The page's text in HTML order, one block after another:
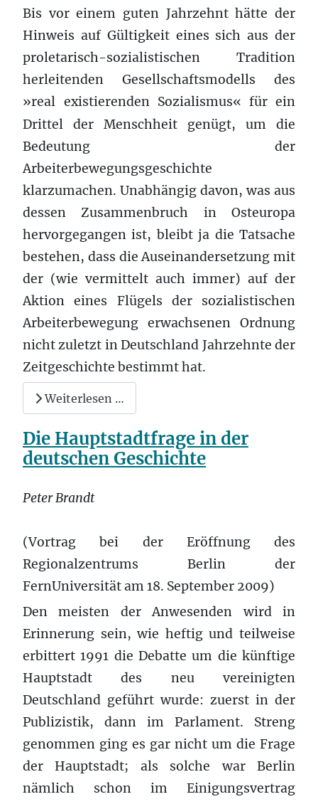
Bis vor einem guten Jahrzehnt hätte der
Hinweis auf Gültigkeit eines sich aus der
proletarisch-sozialistischen Tradition
herleitenden Gesellschaftsmodells des
»real existierenden Sozialismus« für ein
Drittel der Menschheit genügt, um die
Bedeutung der
Arbeiterbewegungsgeschichte
klarzumachen. Unabhängig davon, was aus
dessen Zusammenbruch in Osteuropa
hervorgegangen ist, bleibt ja die Tatsache
bestehen, dass die Auseinandersetzung mit
der (wie vermittelt auch immer) auf der
Aktion eines Flügels der sozialistischen
Arbeiterbewegung erwachsenen Ordnung
nicht zuletzt in Deutschland Jahrzehnte der
Zeitgeschichte bestimmt hat.
Weiterlesen …
Die Hauptstadtfrage in der
deutschen Geschichte
Peter Brandt
(Vortrag bei der Eröffnung des
Regionalzentrums Berlin der
FernUniversität am 18. September 2009)
Den meisten der Anwesenden wird in
Erinnerung sein, wie heftig und teilweise
erbittert 1991 die Debatte um die künftige
Hauptstadt des neu vereinigten
Deutschland geführt wurde: zuerst in der
Publizistik, dann im Parlament. Streng
genommen ging es gar nicht um die Frage
der Hauptstadt; als solche war Berlin
nämlich schon im Einigungsvertrag